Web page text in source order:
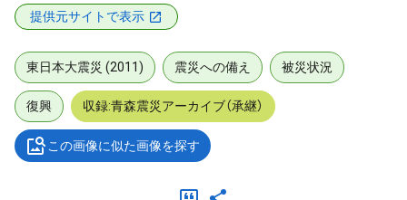
提供元サイトで表示
東日本大震災 (2011) 震災への備え 被災状況
復興 収録:青森震災アーカイブ（承継）
この画像に似た画像を探す